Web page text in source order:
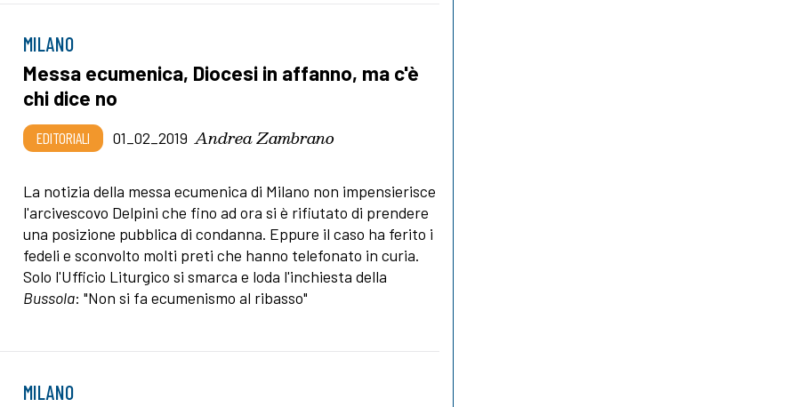
MILANO
Messa ecumenica, Diocesi in affanno, ma c'è
chi dice no
EDITORIALI 01_02_2019 Andrea Zambrano
La notizia della messa ecumenica di Milano non impensierisce
l'arcivescovo Delpini che fino ad ora si è rifiutato di prendere
una posizione pubblica di condanna. Eppure il caso ha ferito i
fedeli e sconvolto molti preti che hanno telefonato in curia.
Solo l'Ufficio Liturgico si smarca e loda l'inchiesta della
Bussola: "Non si fa ecumenismo al ribasso"
MILANO